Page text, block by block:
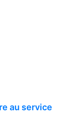
au service